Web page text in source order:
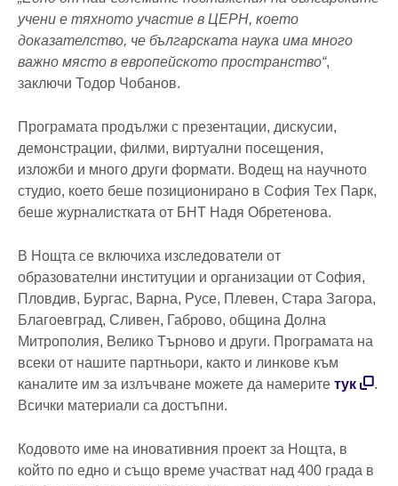
учени е тяхното участие в ЦЕРН, което
доказателство, че българската наука има много
важно място в европейското пространство“,
заключи Тодор Чобанов.
Програмата продължи с презентации, дискусии,
демонстрации, филми, виртуални посещения,
изложби и много други формати. Водещ на научното
студио, което беше позиционирано в София Тех Парк,
беше журналистката от БНТ Надя Обретенова.
В Нощта се включиха изследователи от
образователни институции и организации от София,
Пловдив, Бургас, Варна, Русе, Плевен, Стара Загора,
Благоевград, Сливен, Габрово, община Долна
Митрополия, Велико Търново и други. Програмата на
всеки от нашите партньори, както и линкове към
каналите им за излъчване можете да намерите тук
.
Всички материали са достъпни.
Кодовото име на иновативния проект за Нощта, в
който по едно и също време участват над 400 града в